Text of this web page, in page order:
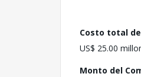
Costo total
US$ 25.00
Monto del